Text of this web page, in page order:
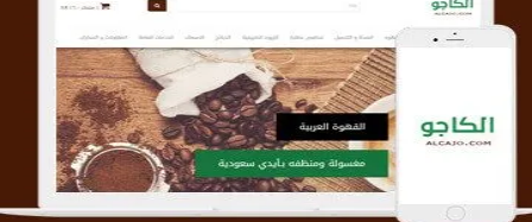
تصميم متجر الكاجو
التفاصيل